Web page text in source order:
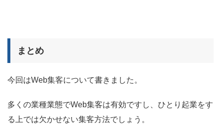
まとめ
今回はWeb集客について書きました。
多くの業種業態でWeb集客は有効ですし、ひとり起業をす
る上では欠かせない集客方法でしょう。